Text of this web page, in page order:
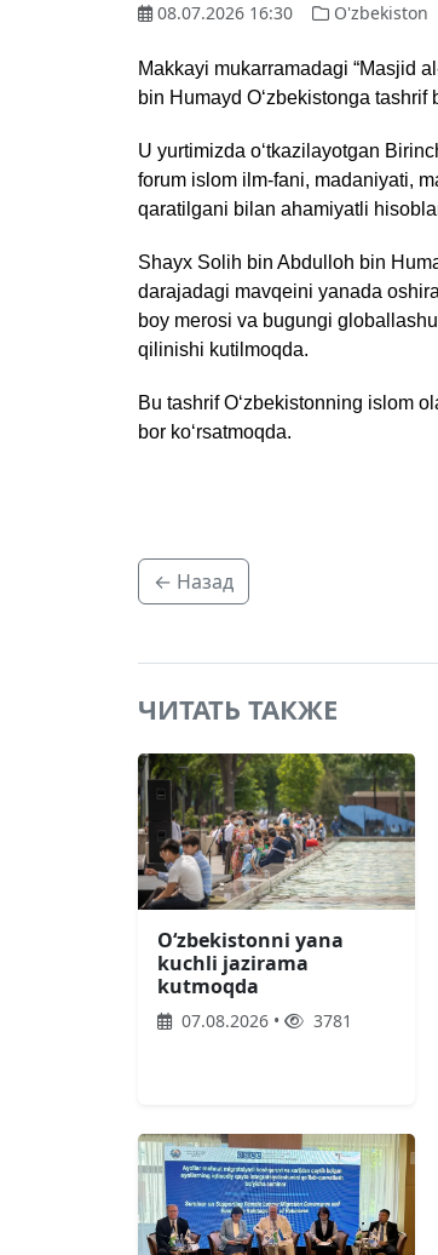
08.07.2026 16:30 O'zbekiston
Makkayi mukarramadagi “Masjid
bin Humayd O‘zbekistonga tashrif
U yurtimizda o‘tkazilayotgan
forum islom ilm-fani, madaniyati,
qaratilgani bilan ahamiyatli
Shayx Solih bin Abdulloh bin
darajadagi mavqeini yanada
boy merosi va bugungi
qilinishi kutilmoqda.
Bu tashrif O‘zbekistonning islom
bor ko‘rsatmoqda.
← Назад
ЧИТАТЬ ТАКЖЕ
O‘zbekistonni yana
kuchli jazirama
kutmoqda
07.08.2026 • 3781